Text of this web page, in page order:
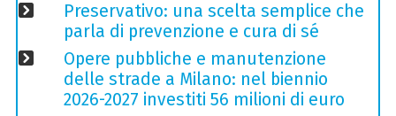
Preservativo: una scelta semplice che
parla di prevenzione e cura di sé
Opere pubbliche e manutenzione
delle strade a Milano: nel biennio
2026-2027 investiti 56 milioni di euro